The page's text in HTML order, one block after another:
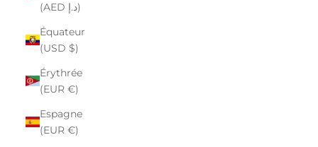
(AED د.إ)
Équateur
(USD $)
Érythrée
(EUR €)
Espagne
(EUR €)